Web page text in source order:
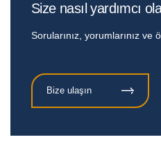
Size nasıl yardımcı
Sorularınız, yorumlarınız ve
Bize ulaşın